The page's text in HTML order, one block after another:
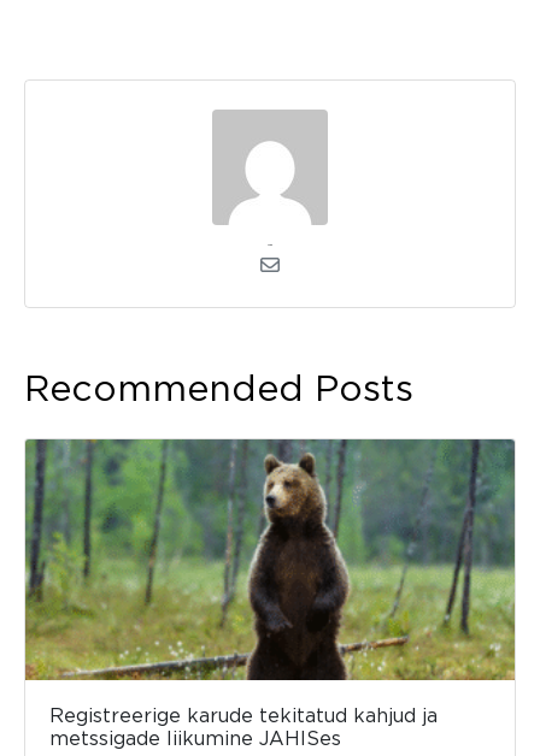
Recommended Posts
Registreerige karude tekitatud kahjud ja
metssigade liikumine JAHISes